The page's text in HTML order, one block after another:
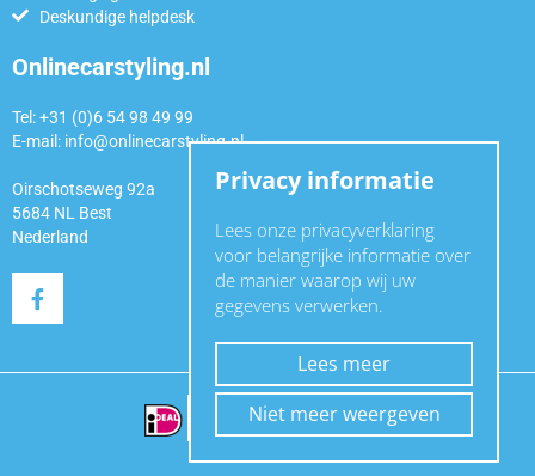
Deskundige helpdesk
Onlinecarstyling.nl
Tel: +31 (0)6 54 98 49 99
E-mail: info@onlinecarstyling.nl
Oirschotseweg 92a
5684 NL Best
Nederland
Privacy informatie
Lees onze privacyverklaring
voor belangrijke informatie over
de manier waarop wij uw
gegevens verwerken.
Lees meer
Niet meer weergeven